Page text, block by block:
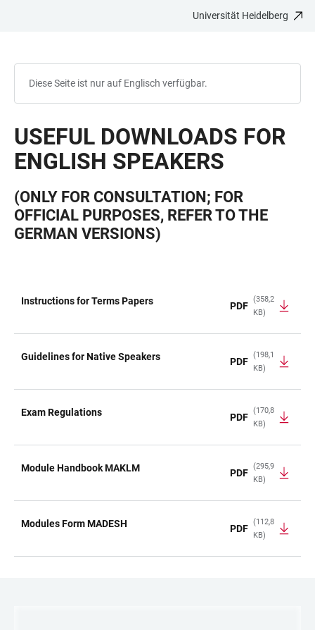
Universität Heidelberg
Diese Seite ist nur auf Englisch verfügbar.
USEFUL DOWNLOADS FOR
ENGLISH SPEAKERS
(ONLY FOR CONSULTATION; FOR
OFFICIAL PURPOSES, REFER TO THE
GERMAN VERSIONS)
Instructions for Terms Papers PDF
(358,2
KB)
Guidelines for Native Speakers PDF
(198,1
KB)
Exam Regulations PDF
(170,8
KB)
Module Handbook MAKLM PDF
(295,9
KB)
Modules Form MADESH PDF
(112,8
KB)